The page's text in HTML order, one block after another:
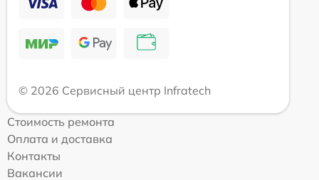
© 2026 Сервисный центр Infratech
Стоимость ремонта
Оплата и доставка
Контакты
Вакансии